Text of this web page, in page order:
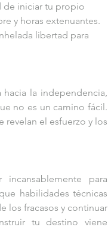
de iniciar tu propio
y horas extenuantes.
libertad para
la independencia,
no es un camino fácil.
el esfuerzo y los
para
habilidades técnicas
los fracasos y continuar
tu destino viene